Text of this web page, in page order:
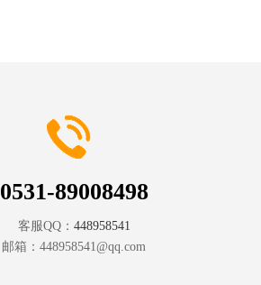
0531-89008498
客服QQ： 448958541
邮箱： 448958541@qq.com